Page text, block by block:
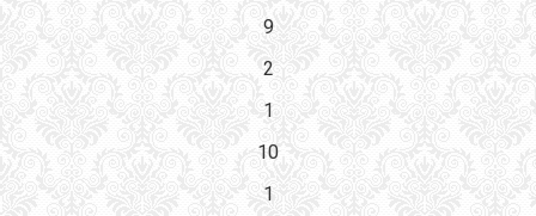
9
2
1
10
1